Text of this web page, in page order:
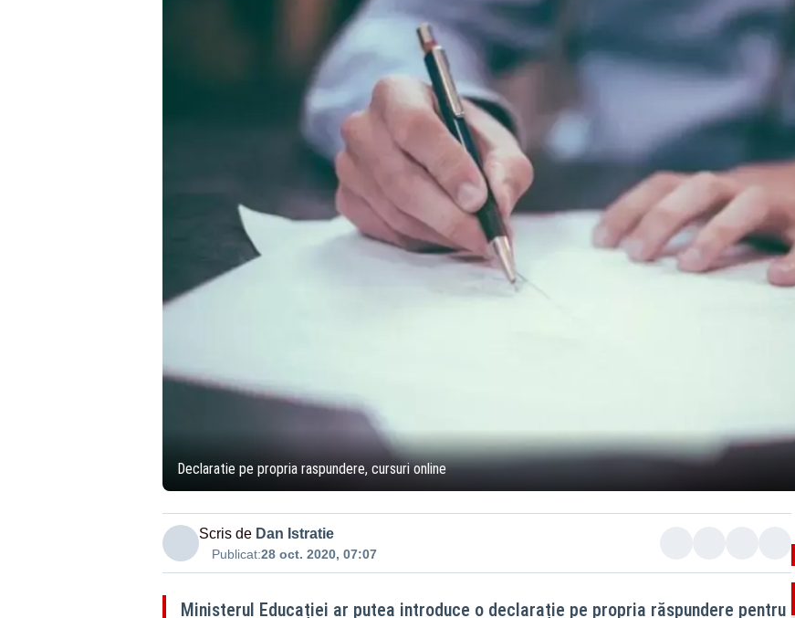
Declaratie pe propria raspundere, cursuri online
Scris de Dan Istratie
Publicat:28 oct. 2020, 07:07
Ministerul Educației ar putea introduce o declarație pe propria răspundere pentru